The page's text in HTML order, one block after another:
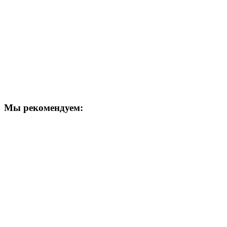
Мы рекомендуем: